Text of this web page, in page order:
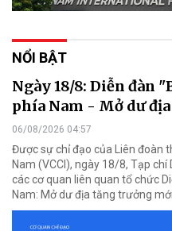
NỔI BẬT
Ngày 18/8: Diễn đàn
phía Nam - Mở dư
06/08/2026 04:57
Được sự chỉ đạo của Liên đoàn
Nam (VCCI), ngày 18/8, Tạp
các cơ quan liên quan tổ chức
Nam: Mở dư địa tăng trưởng